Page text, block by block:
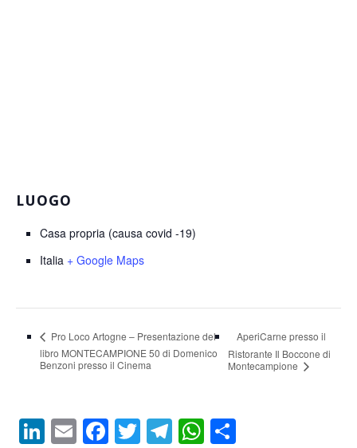
LUOGO
Casa propria (causa covid -19)
Italia + Google Maps
Pro Loco Artogne – Presentazione del
libro MONTECAMPIONE 50 di Domenico
Benzoni presso il Cinema
AperiCarne presso il
Ristorante Il Boccone di
Montecampione
LinkedIn
EmailFacebook
Twitter
Telegram
WhatsApp